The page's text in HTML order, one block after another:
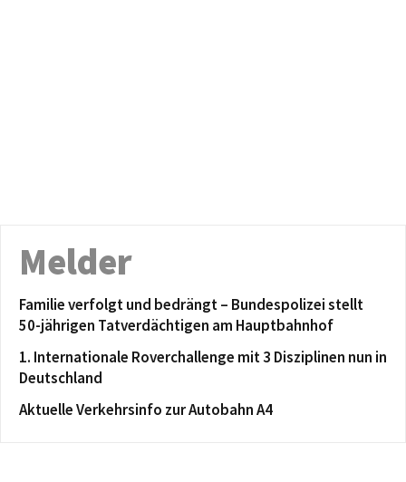
Melder
Familie verfolgt und bedrängt – Bundespolizei stellt
50-jährigen Tatverdächtigen am Hauptbahnhof
1. Internationale Roverchallenge mit 3 Disziplinen nun in
Deutschland
Aktuelle Verkehrsinfo zur Autobahn A4